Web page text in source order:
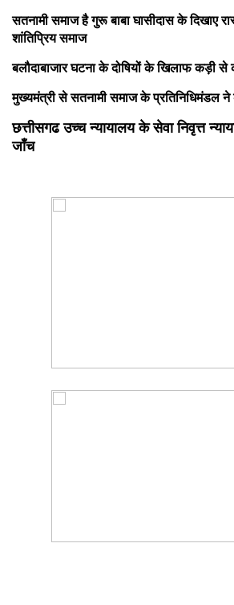
सतनामी समाज है गुरू बाबा घासीदास के दिखाए
शांतिप्रिय समाज
बलौदाबाजार घटना के दोषियों के खिलाफ कड़ी से
मुख्यमंत्री से सतनामी समाज के प्रतिनिधिमंडल
छत्तीसगढ उच्च न्यायालय के सेवा निवृत्त
जाँच